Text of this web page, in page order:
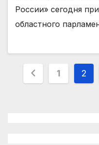
России» сегодня
областного
Пагинация
1 2